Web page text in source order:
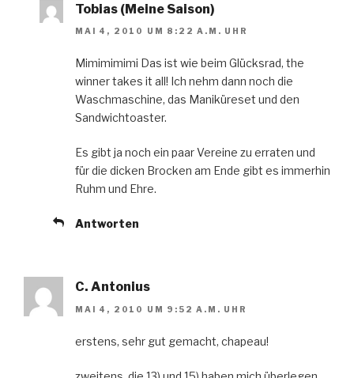
Tobias (Meine Saison)
MAI 4, 2010 UM 8:22 A.M. UHR
Mimimimimi Das ist wie beim Glücksrad, the
winner takes it all! Ich nehm dann noch die
Waschmaschine, das Maniküreset und den
Sandwichtoaster.
Es gibt ja noch ein paar Vereine zu erraten und
für die dicken Brocken am Ende gibt es immerhin
Ruhm und Ehre.
Antworten
C. Antonius
MAI 4, 2010 UM 9:52 A.M. UHR
erstens, sehr gut gemacht, chapeau!